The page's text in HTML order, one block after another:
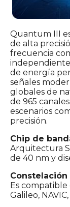
Quantum III
de alta
frecuencia
de energía
señales
globales de
de 965
escenarios
precisión.
Chip de
Arquitectura
de 40 nm y
Es compatible
Galileo,